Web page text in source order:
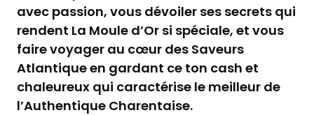
avec passion, vous dévoiler ses secrets qui
rendent La Moule d’Or si spéciale, et vous
faire voyager au cœur des Saveurs
Atlantique en gardant ce ton cash et
chaleureux qui caractérise le meilleur de
l’Authentique Charentaise.